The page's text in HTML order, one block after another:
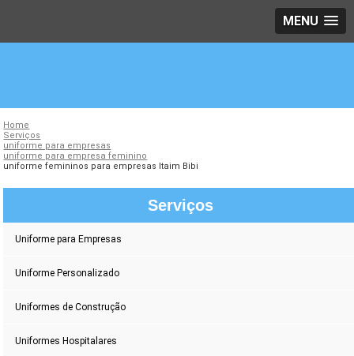
MENU
Home
Serviços
uniforme para empresas
uniforme para empresa feminino
uniforme femininos para empresas Itaim Bibi
Serviços
Uniforme para Empresas
Uniforme Personalizado
Uniformes de Construção
Uniformes Hospitalares